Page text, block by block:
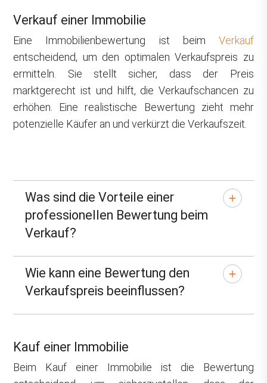
Verkauf einer Immobilie
Eine Immobilienbewertung ist beim Verkauf
entscheidend, um den optimalen Verkaufspreis zu
ermitteln. Sie stellt sicher, dass der Preis
marktgerecht ist und hilft, die Verkaufschancen zu
erhöhen. Eine realistische Bewertung zieht mehr
potenzielle Käufer an und verkürzt die Verkaufszeit.
Was sind die Vorteile einer
professionellen Bewertung beim
Verkauf?
Wie kann eine Bewertung den
Verkaufspreis beeinflussen?
Kauf einer Immobilie
Beim Kauf einer Immobilie ist die Bewertung